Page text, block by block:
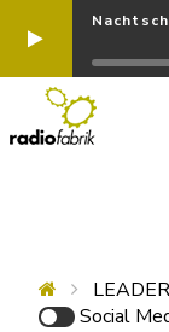
LEADER
Social